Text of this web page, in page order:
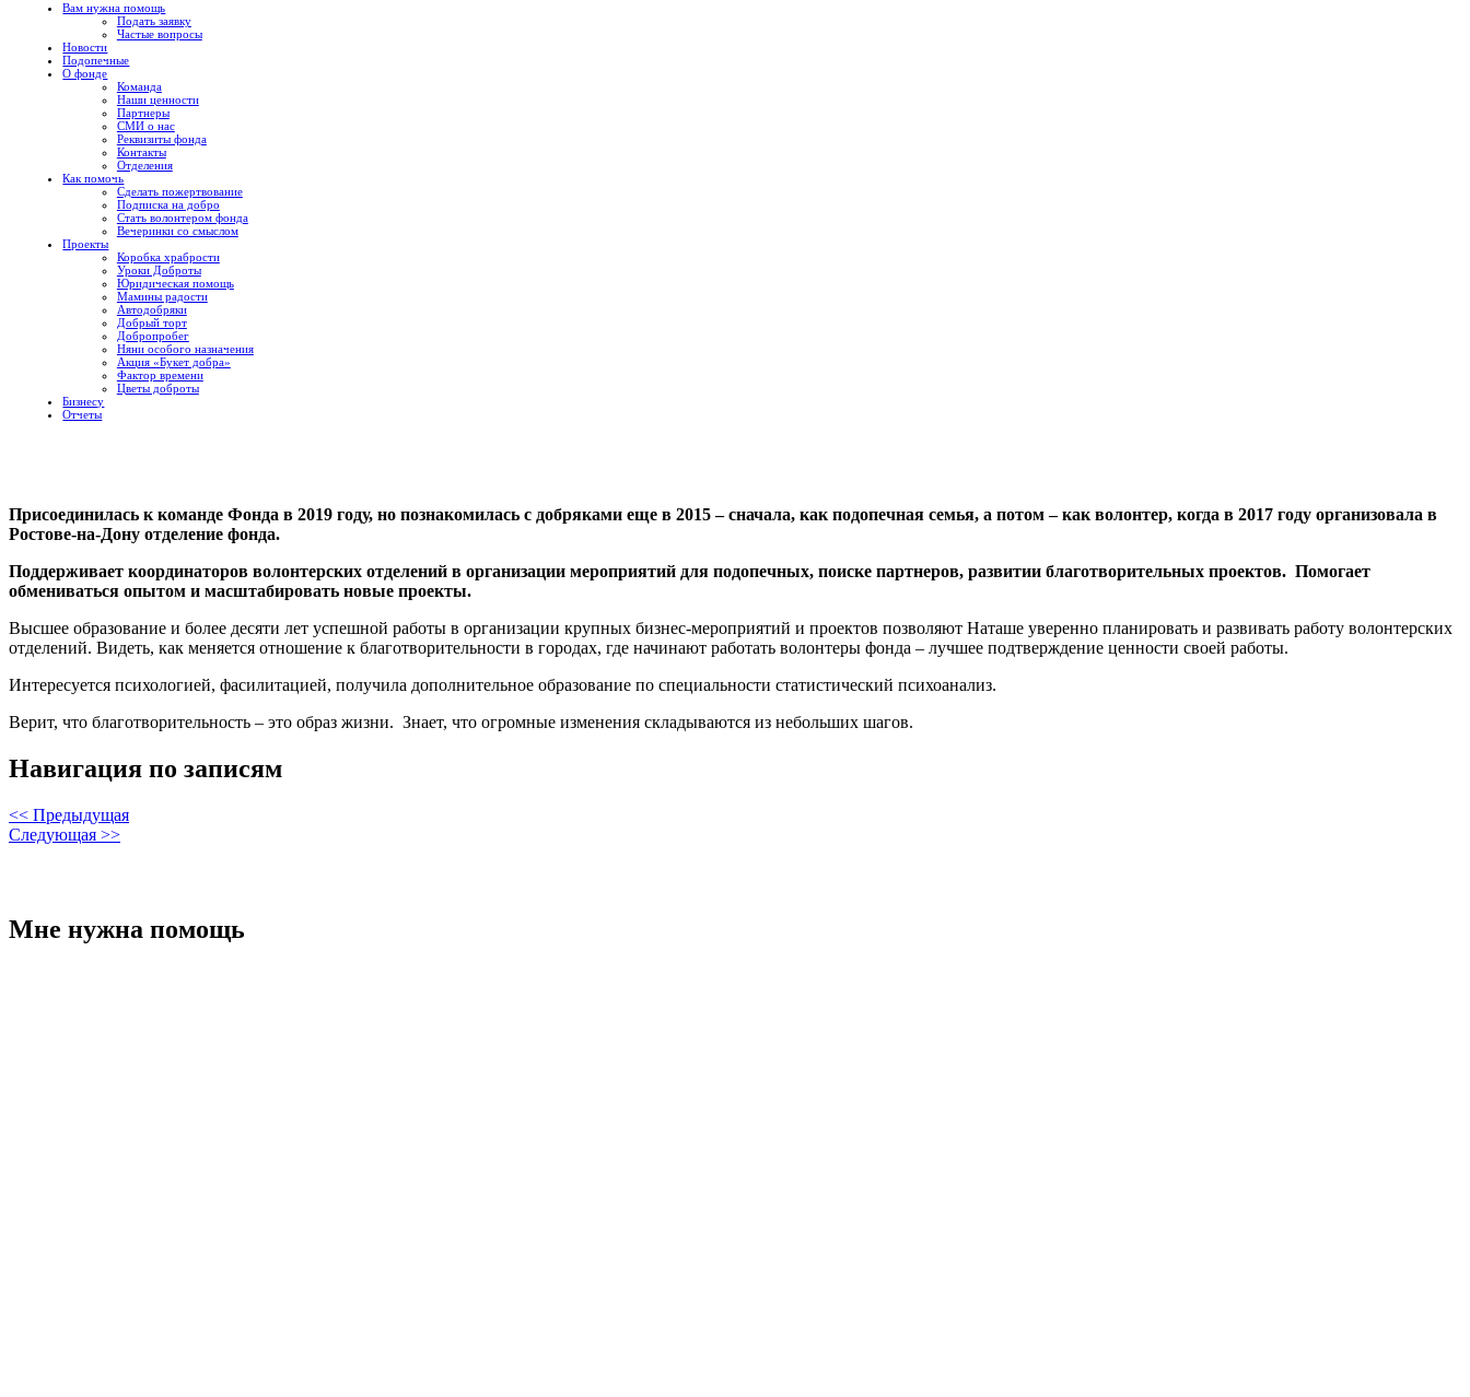
Вам нужна помощь
Подать заявку
Частые вопросы
Новости
Подопечные
О фонде
Команда
Наши ценности
Партнеры
СМИ о нас
Реквизиты фонда
Контакты
Отделения
Как помочь
Сделать пожертвование
Подписка на добро
Стать волонтером фонда
Вечеринки со смыслом
Проекты
Коробка храбрости
Уроки Доброты
Юридическая помощь
Мамины радости
Автодобряки
Добрый торт
Добропробег
Няни особого назначения
Акция «Букет добра»
Фактор времени
Цветы доброты
Бизнесу
Отчеты
Присоединилась к команде Фонда в 2019 году, но познакомилась с добряками еще в 2015 – сначала, как подопечная семья, а потом – как волонтер, когда в 2017 году организовала в
Ростове-на-Дону отделение фонда.
Поддерживает координаторов волонтерских отделений в организации мероприятий для подопечных, поиске партнеров, развитии благотворительных проектов. Помогает
обмениваться опытом и масштабировать новые проекты.
Высшее образование и более десяти лет успешной работы в организации крупных бизнес-мероприятий и проектов позволяют Наташе уверенно планировать и развивать работу волонтерских
отделений. Видеть, как меняется отношение к благотворительности в городах, где начинают работать волонтеры фонда – лучшее подтверждение ценности своей работы.
Интересуется психологией, фасилитацией, получила дополнительное образование по специальности статистический психоанализ.
Верит, что благотворительность – это образ жизни. Знает, что огромные изменения складываются из небольших шагов.
Навигация по записям
<< Предыдущая
Следующая >>
Мне нужна помощь